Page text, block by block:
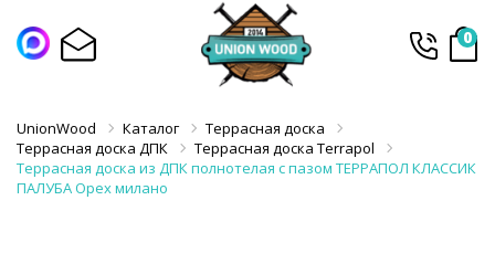
0
UnionWood Каталог
Террасная доска
Террасная доска ДПК
Террасная доска Terrapol
Террасная доска из ДПК полнотелая с пазом ТЕРРАПОЛ КЛАССИК
ПАЛУБА Орех милано